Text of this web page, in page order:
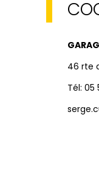
46 rte
Tél: 05